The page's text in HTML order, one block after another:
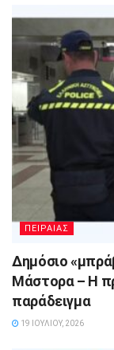
ΠΕΙΡΑΙΑΣ
Δημόσιο
Μάστορα – Η
παράδειγμα
19 ΙΟΥΛΊΟΥ, 2026